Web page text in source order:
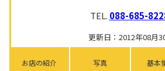
TEL. 088-685-
更新日：2012年08月
お店の紹介 写真 基本